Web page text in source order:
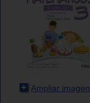
Ampliar imagen